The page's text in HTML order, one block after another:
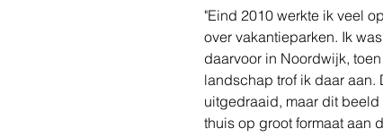
"Eind 2010 werkte ik veel
over vakantieparken. Ik
daarvoor in Noordwijk,
landschap trof ik daar
uitgedraaid, maar dit
thuis op groot formaat aan